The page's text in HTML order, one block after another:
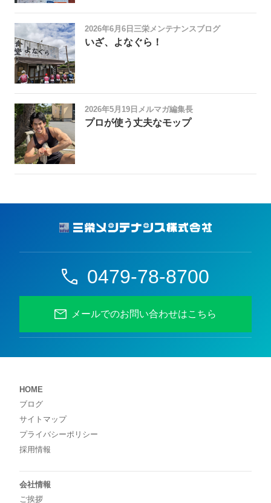
2026年6月6日 三栄メンテナンスブログ
いざ、よなぐら！
2026年5月19日 メルマガ編集長
プロが使う丈夫なモップ
0479-78-8700
メールでのお問い合わせはこちら
HOME
ブログ
サイトマップ
プライバシーポリシー
採用情報
会社情報
ご挨拶